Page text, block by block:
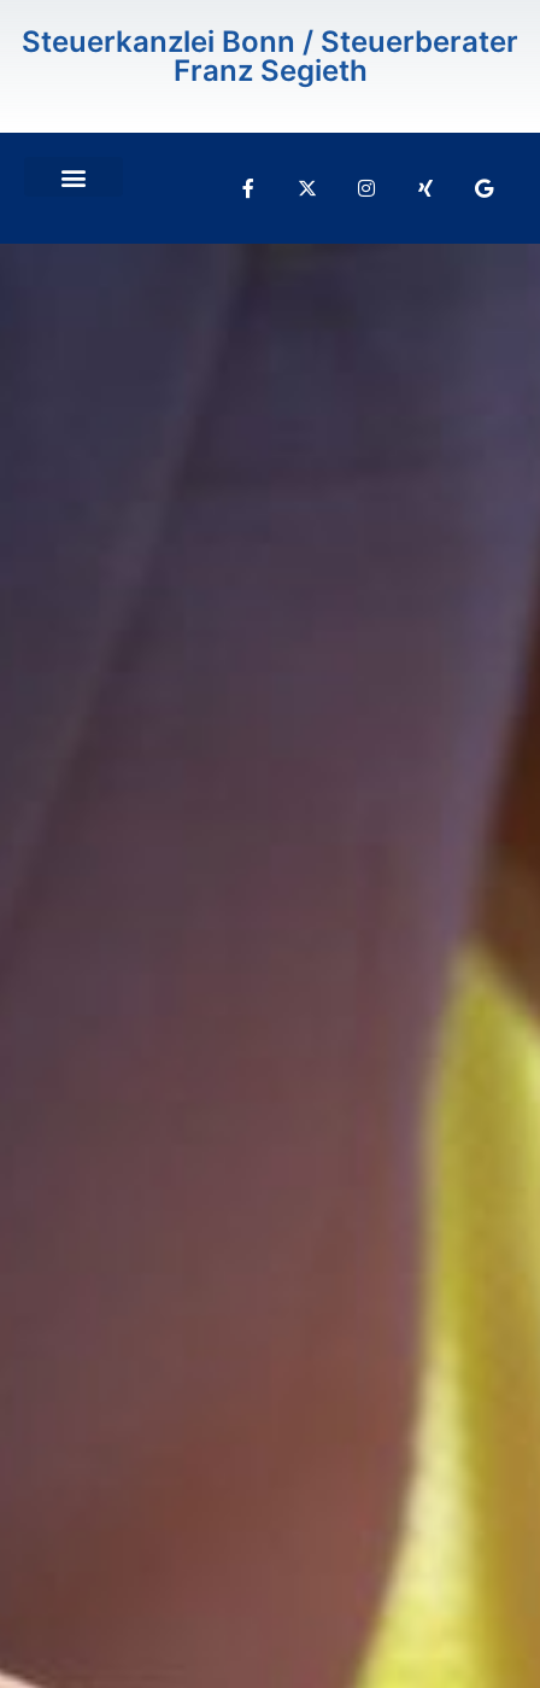
springen
Steuerkanzlei Bonn / Steuerberater
Franz Segieth